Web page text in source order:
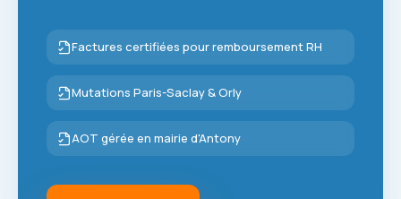
Factures certifiées pour remboursement RH
Mutations Paris-Saclay & Orly
AOT gérée en mairie d'Antony